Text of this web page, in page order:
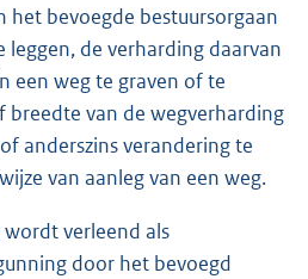
het bevoegde bestuursorgaan
leggen, de verharding daarvan
een weg te graven of te
breedte van de wegverharding
anderszins verandering te
van aanleg van een weg.
verleend als
door het bevoegd